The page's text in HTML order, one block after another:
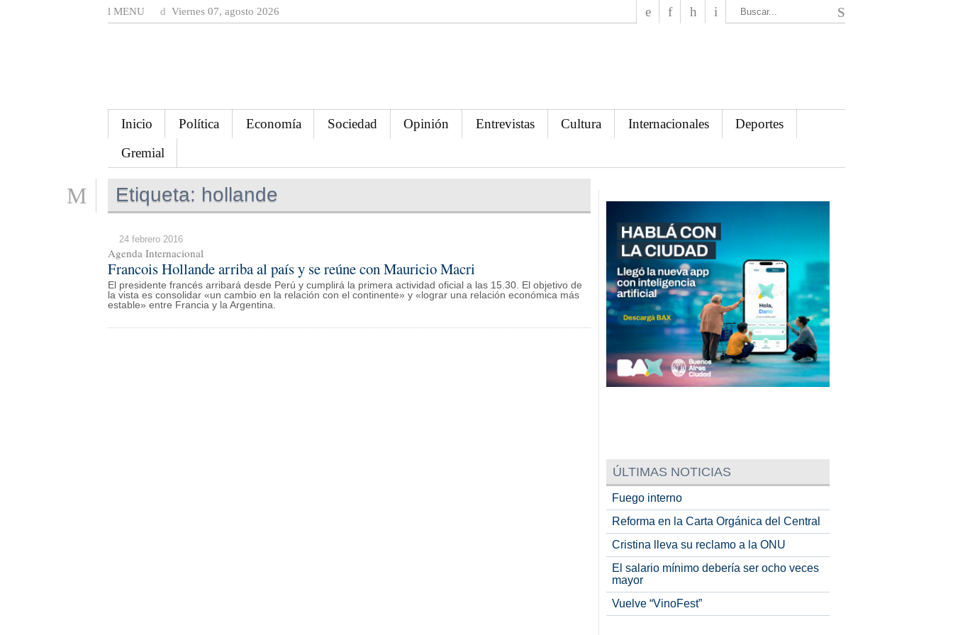
MENU Viernes 07, agosto 2026
Inicio Política Economía Sociedad Opinión Entrevistas Cultura Internacionales
Deportes
Gremial
Etiqueta: hollande
24 febrero 2016
Agenda Internacional
Francois Hollande arriba al país y se reúne con Mauricio Macri
El presidente francés arribará desde Perú y cumplirá la primera actividad oficial a las 15.30. El objetivo de
la vista es consolidar «un cambio en la relación con el continente» y «lograr una relación económica más
estable» entre Francia y la Argentina.
ÚLTIMAS NOTICIAS
Fuego interno
Reforma en la Carta Orgánica del Central
Cristina lleva su reclamo a la ONU
El salario mínimo debería ser ocho veces
mayor
Vuelve “VinoFest”